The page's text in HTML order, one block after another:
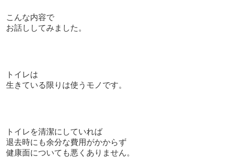
こんな内容で
お話ししてみました。
トイレは
生きている限りは使うモノです。
トイレを清潔にしていれば
退去時にも余分な費用がかからず
健康面についても悪くありません。